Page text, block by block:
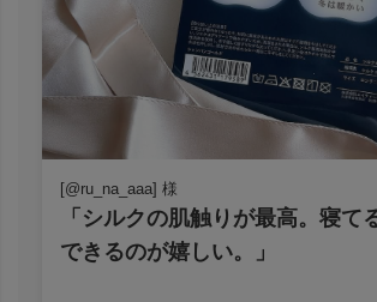
[@ru_na_aaa] 様
「シルクの肌触りが最高。寝て
できるのが嬉しい。」